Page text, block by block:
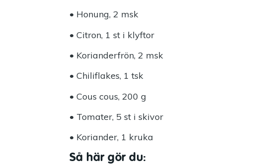
• Honung, 2 msk
• Citron, 1 st i klyftor
• Korianderfrön, 2 msk
• Chiliflakes, 1 tsk
• Cous cous, 200 g
• Tomater, 5 st i skivor
• Koriander, 1 kruka
Så här gör du: